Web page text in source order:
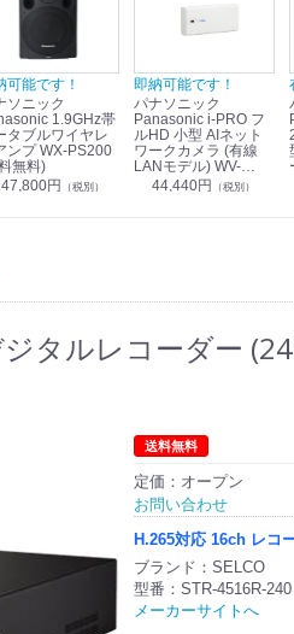
可能です！
ソニック
1.9GHz帯
タブルワイヤレ
ンプ WX-PS200
無料)
円 （税別）
即納可能です！
パナソニック
Panasonic i-PRO フ
ルHD 小型 AIネット
ワークカメラ (有線
LANモデル) WV-
S7130UX (送料無料)
44,440円 （税別）
タルレコーダー
送料無料
定価：オープン
お問い合わせ
H.265対応 16ch レコ
ブランド：SELCO
型番：STR-4516R-240
メーカーサイトへ